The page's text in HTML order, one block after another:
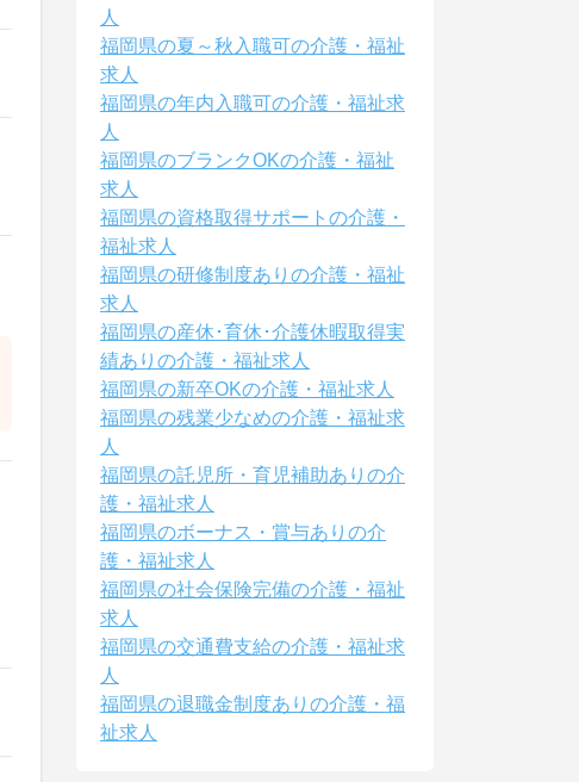
人
福岡県の夏～秋入職可の介護・福祉
求人
福岡県の年内入職可の介護・福祉求
人
福岡県のブランクOKの介護・福祉
求人
福岡県の資格取得サポートの介護・
福祉求人
福岡県の研修制度ありの介護・福祉
求人
福岡県の産休･育休･介護休暇取得実
績ありの介護・福祉求人
福岡県の新卒OKの介護・福祉求人
福岡県の残業少なめの介護・福祉求
人
福岡県の託児所・育児補助ありの介
護・福祉求人
福岡県のボーナス・賞与ありの介
護・福祉求人
福岡県の社会保険完備の介護・福祉
求人
福岡県の交通費支給の介護・福祉求
人
福岡県の退職金制度ありの介護・福
祉求人